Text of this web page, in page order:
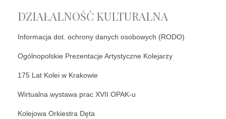
DZIAŁALNOŚĆ KULTURALNA
Informacja dot. ochrony danych osobowych (RODO)
Ogólnopolskie Prezentacje Artystyczne Kolejarzy
175 Lat Kolei w Krakowie
Wirtualna wystawa prac XVII OPAK-u
Kolejowa Orkiestra Dęta